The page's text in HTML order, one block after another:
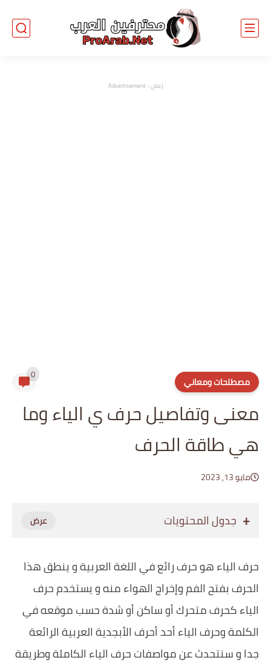
إعلان - Advertisement
مصطلحات ومعاني 0
معنى وتفاصيل حرف ي الياء وما
هي طاقة الحرف
مايو 13, 2023
جدول المحتويات
حرف الياء هو حرف رائع في اللغة العربية و ينطق هذا
الحرف بفتح الفم وإخراج الهواء منه و يستخدم حرف
الياء كحرف متحرك أو ساكن أو شدة حسب موقعه في
الكلمة وحرف الياء أحد أحرف الأبجدية العربية الرائعة
جدا و سنتحدث عن مواصفات حرف الياء الكاملة وطريقة